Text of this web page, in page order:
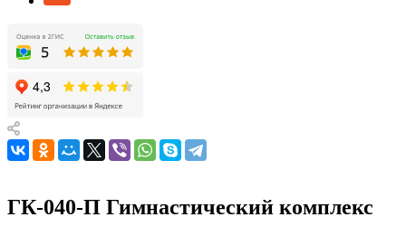
ГК-040-П Гимнастический комплекс